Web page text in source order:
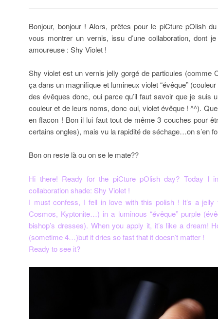
Bonjour, bonjour ! Alors, prêtes pour le piCture pOlish
vous montrer un vernis, issu d’une collaboration, dont
amoureuse : Shy Violet !
Shy violet est un vernis jelly gorgé de particules (comme
ça dans un magnifique et lumineux violet “évêque”
des évêques donc, oui parce qu’il faut savoir que je suis
couleur et de leurs noms, donc oui, violet évêque ! ^^).
en flacon ! Bon il lui faut tout de même 3 couches pour
certains ongles), mais vu la rapidité de séchage…on s’en
Bon on reste là ou on se le mate??
Hi there! Ready for the piCture pOlish day? Today I
collaboration shade: Shy Violet !
I must confess, I fell in love with this polish ! It’s a jelly
Cosmos, Kyptonite…) in a luminous “évêque” purple
bishop’s dresses). When you apply it, it’s like a dream!
(sometime 4…)but it dries so fast that it doesn’t matter !
Ready to see it?